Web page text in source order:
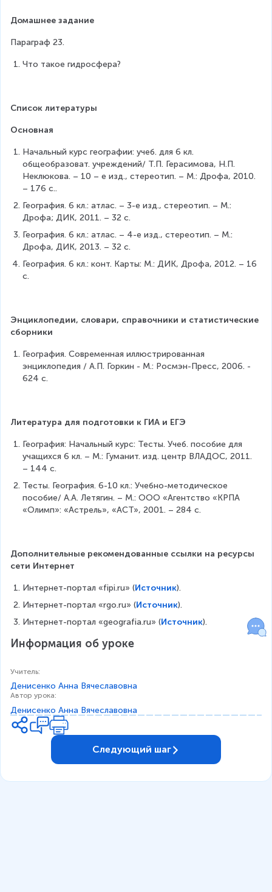
Домашнее задание
Параграф 23.
Что такое гидросфера?
Список литературы
Основная
Начальный курс географии: учеб. для 6 кл.
общеобразоват. учреждений/ Т.П. Герасимова, Н.П.
Неклюкова. – 10 – е изд., стереотип. – М.: Дрофа, 2010.
– 176 с..
География. 6 кл.: атлас. – 3-е изд., стереотип. – М.:
Дрофа; ДИК, 2011. – 32 с.
География. 6 кл.: атлас. – 4-е изд., стереотип. – М.:
Дрофа, ДИК, 2013. – 32 с.
География. 6 кл.: конт. Карты: М.: ДИК, Дрофа, 2012. – 16
с.
Энциклопедии, словари, справочники и статистические
сборники
География. Современная иллюстрированная
энциклопедия / А.П. Горкин - М.: Росмэн-Пресс, 2006. -
624 с.
Литература для подготовки к ГИА и ЕГЭ
География: Начальный курс: Тесты. Учеб. пособие для
учащихся 6 кл. – М.: Гуманит. изд. центр ВЛАДОС, 2011.
– 144 с.
Тесты. География. 6-10 кл.: Учебно-методическое
пособие/ А.А. Летягин. – М.: ООО «Агентство «КРПА
«Олимп»: «Астрель», «АСТ», 2001. – 284 с.
Дополнительные рекомендованные ссылки на ресурсы
сети Интернет
Интернет-портал «fipi.ru» (Источник).
Интернет-портал «rgo.ru» (Источник).
Интернет-портал «geografia.ru» (Источник).
Информация об уроке
Учитель:
Денисенко Анна Вячеславовна
Автор урока:
Денисенко Анна Вячеславовна
Следующий шаг